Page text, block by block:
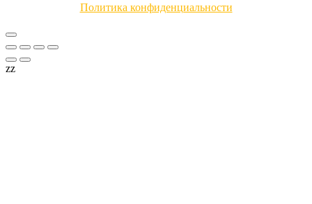
Политика конфиденциальности
zz